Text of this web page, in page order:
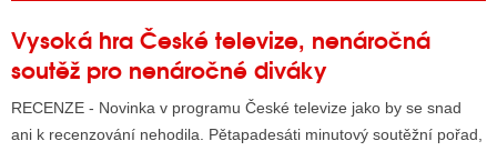
RÁDIÍ
VYSÍLAČE
Vysoká hra České televize, nenáročná
soutěž pro nenáročné diváky
RECENZE - Novinka v programu České televize jako by se snad
ani k recenzování nehodila. Pětapadesáti minutový soutěžní pořad,